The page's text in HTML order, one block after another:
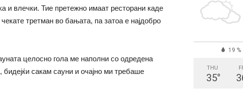
и влечки. Тие претежно имаат ресторани каде
третман во бањата, па затоа е најдобро
целосно гола ме наполни со одредена
сакам сауни и очајно ми требаше
СКОПЈЕ